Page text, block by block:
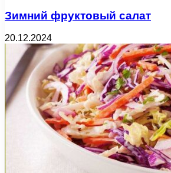
Зимний фруктовый салат
20.12.2024